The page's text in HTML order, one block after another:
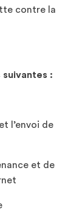
contre la
:
l’envoi de
et de